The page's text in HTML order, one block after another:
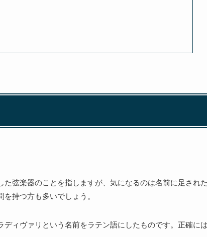
弦楽器のことを指しますが、気になるのは名前に足され
持つ方も多いでしょう。
ィヴァリという名前をラテン語にしたものです。正確に